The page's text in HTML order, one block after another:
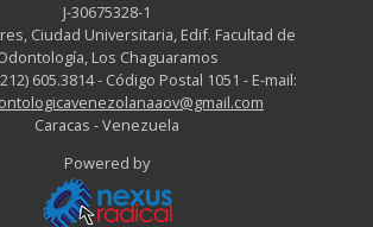
J-30675328-1
Ciudad Universitaria, Edif. Facultad de
Los Chaguaramos
605.3814 - Código Postal 1051 - E-mail:
Caracas - Venezuela
Powered by